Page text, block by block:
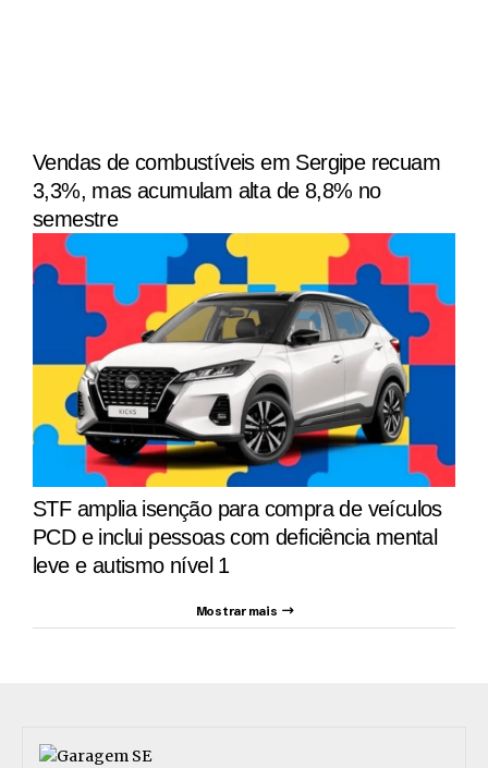
Vendas de combustíveis em Sergipe recuam
3,3%, mas acumulam alta de 8,8% no
semestre
STF amplia isenção para compra de veículos
PCD e inclui pessoas com deficiência mental
leve e autismo nível 1
Mostrar mais